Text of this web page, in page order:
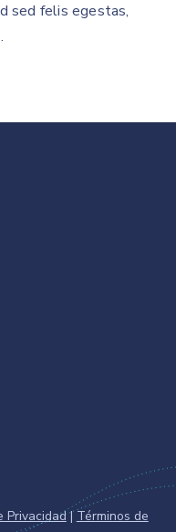
sed felis egestas,
Privacidad|Términos de